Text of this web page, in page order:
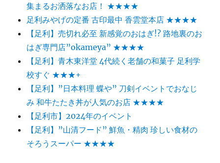
集まるお洒落なお店！ ★★★★
足利みやげの定番 古印最中 香雲堂本店 ★★★★
【足利】売切れ必至 新感覚のおはぎ!? 路地裏のお
はぎ専門店”okameya” ★★★★
【足利】青木東洋堂 4代続く老舗の和菓子 足利学
校すぐ ★★★+
【足利】”日本料理 蝶や” 刀剣イベントでおなじ
み 和牛たたき丼が人気のお店 ★★★★
【足利市】2024年のイベント
【足利】”山清フード” 鮮魚・精肉 珍しい食材の
そろうスーパー ★★★★